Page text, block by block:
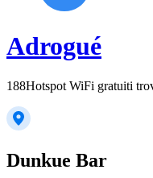
Adrogué
188Hotspot WiFi gratuiti
Dunkue Bar